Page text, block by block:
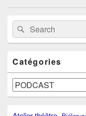
Primary
Sidebar
Widget
Area
Search
for:
Search
Catégories
Catégories